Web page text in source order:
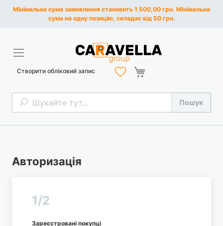
Мінімальна сума замовлення становить 1 500,00 грн. Мінімальна
сума на одну позицію, складає від 50 грн.
Пошук Пошук
Створити обліковий запис
Авторизація
1/2
Зареєстровані покупці